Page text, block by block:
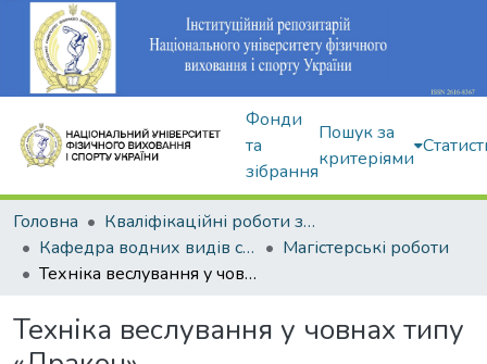
Фонди
та
зібрання
Пошук за
критеріями
Головна
Кваліфікаційні роботи здобувачів вищої освіти
Кафедра водних видів спорту
Магістерські роботи
Техніка веслування у човнах типу «Дракон»
Техніка веслування у човнах типу